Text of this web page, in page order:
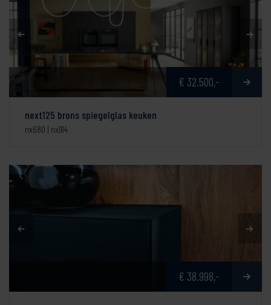
€ 32.500,-
next125 brons spiegelglas keuken
nx680 | nx914
€ 38.998,-